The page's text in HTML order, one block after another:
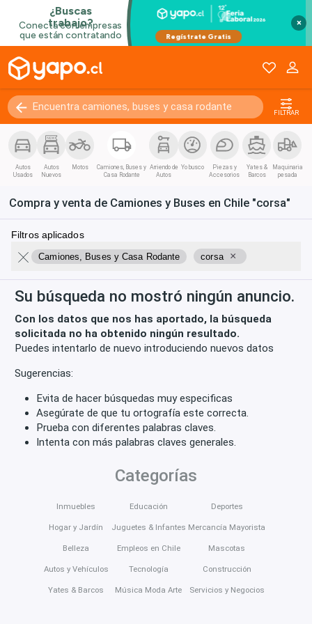
×
FILTRAR
Autos
Usados
Autos
Nuevos
Motos
Camiones, Buses y
Casa Rodante
Arriendo de
Autos
Yo busco
Piezas y
Accesorios
Yates &
Barcos
Maquinaria
pesada
Compra y venta de Camiones y Buses en Chile "corsa"
Filtros aplicados
Camiones, Buses y Casa Rodante corsa ×
Su búsqueda no mostró ningún anuncio.
Con los datos que nos has aportado, la búsqueda
solicitada no ha obtenido ningún resultado.
Puedes intentarlo de nuevo introduciendo nuevos datos
Sugerencias:
Evita de hacer búsquedas muy especificas
Asegúrate de que tu ortografía este correcta.
Prueba con diferentes palabras claves.
Intenta con más palabras claves generales.
Categorías
Inmuebles
Hogar y Jardín
Belleza
Autos y Vehículos
Yates & Barcos
Educación
Juguetes & Infantes
Empleos en Chile
Tecnología
Música Moda Arte
Deportes
Mercancía Mayorista
Mascotas
Construcción
Servicios y Negocios